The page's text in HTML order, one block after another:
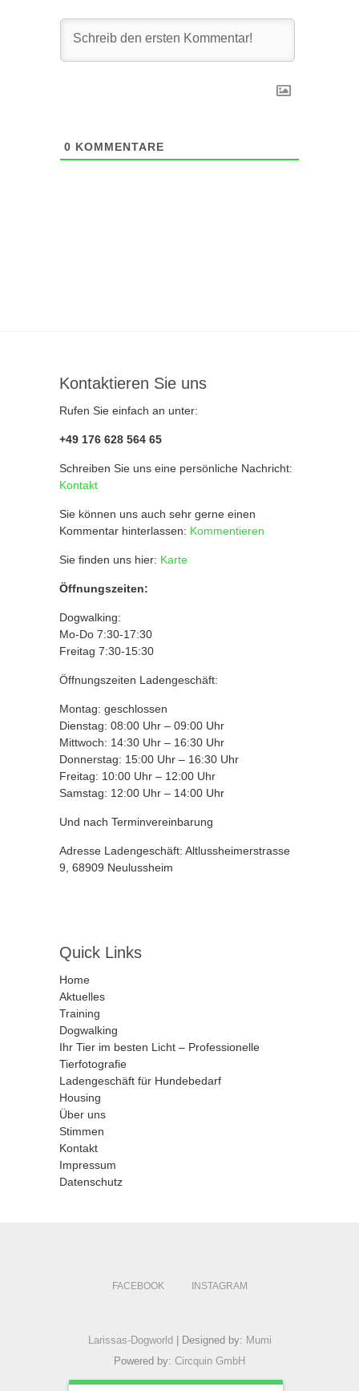
0 KOMMENTARE
Kontaktieren Sie uns
Rufen Sie einfach an unter:
+49 176 628 564 65
Schreiben Sie uns eine persönliche Nachricht:
Kontakt
Sie können uns auch sehr gerne einen
Kommentar hinterlassen: Kommentieren
Sie finden uns hier: Karte
Öffnungszeiten:
Dogwalking:
Mo-Do 7:30-17:30
Freitag 7:30-15:30
Öffnungszeiten Ladengeschäft:
Montag: geschlossen
Dienstag: 08:00 Uhr – 09:00 Uhr
Mittwoch: 14:30 Uhr – 16:30 Uhr
Donnerstag: 15:00 Uhr – 16:30 Uhr
Freitag: 10:00 Uhr – 12:00 Uhr
Samstag: 12:00 Uhr – 14:00 Uhr
Und nach Terminvereinbarung
Adresse Ladengeschäft: Altlussheimerstrasse
9, 68909 Neulussheim
Quick Links
Home
Aktuelles
Training
Dogwalking
Ihr Tier im besten Licht – Professionelle
Tierfotografie
Ladengeschäft für Hundebedarf
Housing
Über uns
Stimmen
Kontakt
Impressum
Datenschutz
FACEBOOK INSTAGRAM
Larissas-Dogworld | Designed by: Mumi
Powered by: Circquin GmbH